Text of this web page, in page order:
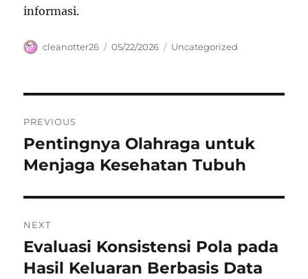
informasi.
Author
cleanotter26
Posted
05/22/2026 Categories
Uncategorized
pos
PREVIOUS
Previous
post:
Pentingnya Olahraga untuk
Menjaga Kesehatan Tubuh
NEXT
Next
post:
Evaluasi Konsistensi Pola pada
Hasil Keluaran Berbasis Data